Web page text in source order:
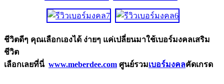
ชีวิตดีๆ คุณเลือกเองได้ ง่ายๆ แค่เปลี่ยนมาใช้เบอร์มงคลเสริม
ชีวิต
เลือกเลยที่นี่ www.meberdee.com ศูนย์รวมเบอร์มงคลคัดเกรด